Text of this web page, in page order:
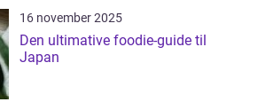
16 november 2025
Den ultimative foodie-guide til
Japan